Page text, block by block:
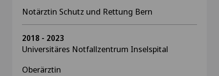
Notärztin Schutz und Rettung Bern
2018 - 2023
Universitäres Notfallzentrum Inselspital
Oberärztin